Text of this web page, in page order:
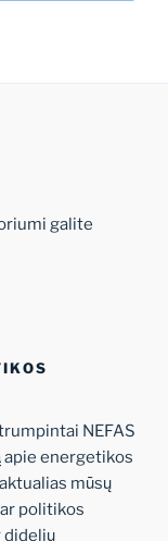
galite
NEFAS
energetikos
mūsų
politikos
didelių